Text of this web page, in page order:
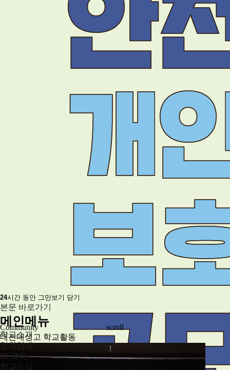
24시간 동안 그만보기 닫기
본문 바로가기
메인메뉴
학교소개
입학안내
IB 교육
학교소식
scroll
Community
대전대성고 학교활동